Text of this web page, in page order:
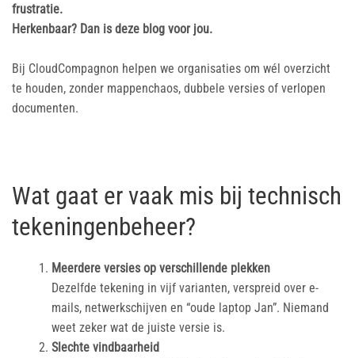
frustratie.
Herkenbaar? Dan is deze blog voor jou.
Bij CloudCompagnon helpen we organisaties om wél overzicht
te houden, zonder mappenchaos, dubbele versies of verlopen
documenten.
Wat gaat er vaak mis bij technisch
tekeningenbeheer?
Meerdere versies op verschillende plekken
Dezelfde tekening in vijf varianten, verspreid over e-
mails, netwerkschijven en “oude laptop Jan”. Niemand
weet zeker wat de juiste versie is.
Slechte vindbaarheid